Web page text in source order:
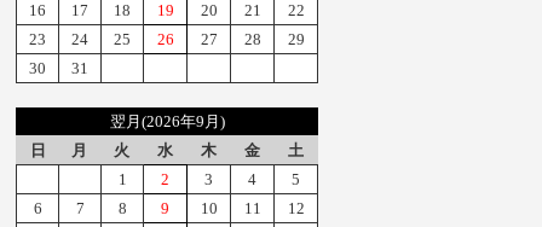
16
17 18 19 20 21
22
23
24 25 26 27 28
29
30
31
翌月(2026年9月)
日
月 火 水 木 金
土
1
2 3 4
5
6
7 8 9 10 11
12